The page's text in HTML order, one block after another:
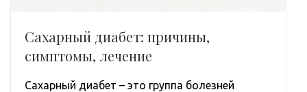
Сахарный диабет: причины,
симптомы, лечение
Сахарный диабет – это группа болезней